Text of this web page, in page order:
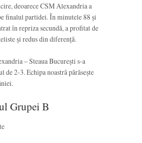
deoarece CSM Alexandria a
finalul partidei. În minutele 88 și
în repriza secundă, a profitat de
și redus din diferență.
– Steaua București s-a
de 2-3. Echipa noastră părăsește
Grupei B